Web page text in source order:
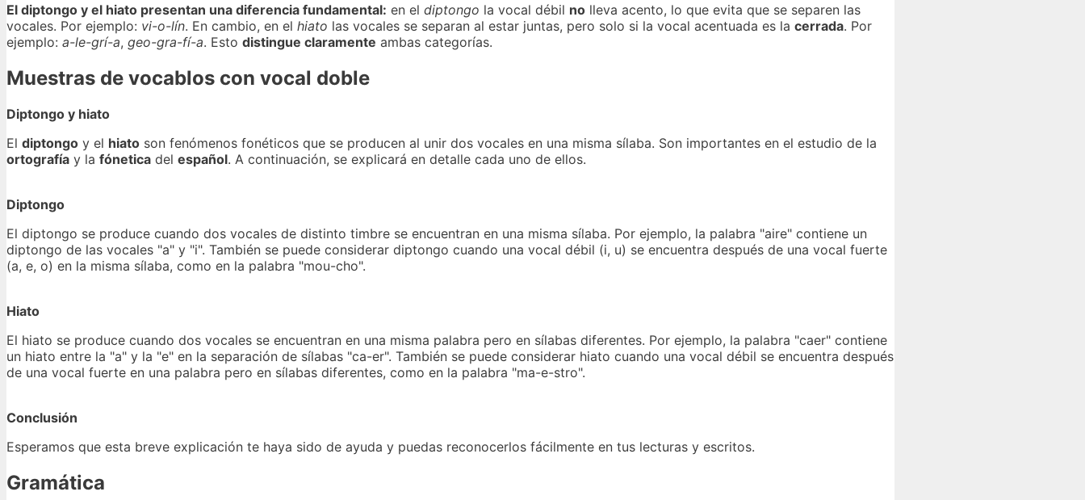
El diptongo y el hiato presentan una diferencia fundamental: en el diptongo la vocal débil no lleva acento, lo que evita que se separen las
vocales. Por ejemplo: vi-o-lín. En cambio, en el hiato las vocales se separan al estar juntas, pero solo si la vocal acentuada es la cerrada. Por
ejemplo: a-le-grí-a, geo-gra-fí-a. Esto distingue claramente ambas categorías.
Muestras de vocablos con vocal doble
Diptongo y hiato
El diptongo y el hiato son fenómenos fonéticos que se producen al unir dos vocales en una misma sílaba. Son importantes en el estudio de la
ortografía y la fónetica del español. A continuación, se explicará en detalle cada uno de ellos.
Diptongo
El diptongo se produce cuando dos vocales de distinto timbre se encuentran en una misma sílaba. Por ejemplo, la palabra "aire" contiene un
diptongo de las vocales "a" y "i". También se puede considerar diptongo cuando una vocal débil (i, u) se encuentra después de una vocal fuerte
(a, e, o) en la misma sílaba, como en la palabra "mou-cho".
Hiato
El hiato se produce cuando dos vocales se encuentran en una misma palabra pero en sílabas diferentes. Por ejemplo, la palabra "caer" contiene
un hiato entre la "a" y la "e" en la separación de sílabas "ca-er". También se puede considerar hiato cuando una vocal débil se encuentra después
de una vocal fuerte en una palabra pero en sílabas diferentes, como en la palabra "ma-e-stro".
Conclusión
Esperamos que esta breve explicación te haya sido de ayuda y puedas reconocerlos fácilmente en tus lecturas y escritos.
Gramática